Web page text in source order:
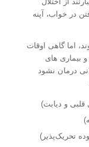
در خواب، آپنه
اما گاهی اوقات
بیماری های
درمان نشود
قلبی و دیابت)
تحریک‌پذیر)